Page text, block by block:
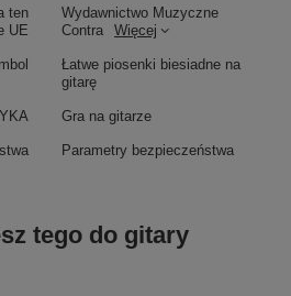
ten
UE
Wydawnictwo Muzyczne
Contra
Więcej
Łatwe piosenki biesiadne na
gitarę
Gra na gitarze
Parametry bezpieczeństwa
tego do gitary